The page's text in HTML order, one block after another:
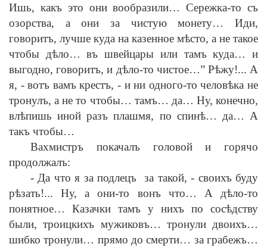
Ишь, какъ это они вообразили… Сережка-то съ
озорства, а они за чистую монету… Иди,
говоритъ, лучше куда на казенное мѣсто, а не такое
чтобы дѣло… въ швейцары или тамъ куда… и
выгодно, говоритъ, и дѣло-то чистое…” Рѣжу!... А
я, -вотъ вамъ крестъ,- и ни одного-то человѣка не
тронулъ, а не то чтобы… тамъ… да… Ну, конечно,
влѣпишь иной разъ плашмя, по спинѣ… да… А
такъ чтобы…
Вахмистръ покачалъ головой и горячо
продолжалъ:
- Да что я за подлецъ за такой,- своихъ буду
рѣзать!... Ну, а они-то вонъ что… А дѣло-то
понятное… Казачки тамъ у нихъ по сосѣдству
были, троицкихъ мужиковъ… тронули двоихъ…
шибко тронули… прямо до смерти… за грабежъ…